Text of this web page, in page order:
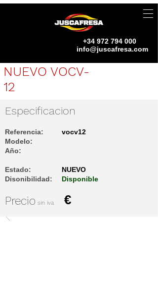
+34 972 794 000
info@juscafresa.com
NUEVO VOCV-
12
Especificacion
Referencia:
Modelo:
Año:
Estado:
Disonibilidad:
vocv12
NUEVO
Disponible
Precio sin iva €